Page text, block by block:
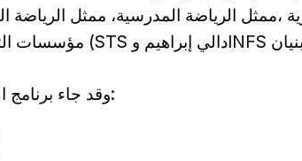
،ممثل الرياضة المدرسية، ممثل الرياضة
وقد جاء برنامج الملتقى كالتالي: